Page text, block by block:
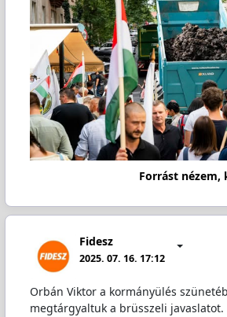
Forrást
Fidesz
2025. 07. 16. 17:12
Orbán Viktor a kormányülés
megtárgyaltuk a brüsszeli javaslatot.